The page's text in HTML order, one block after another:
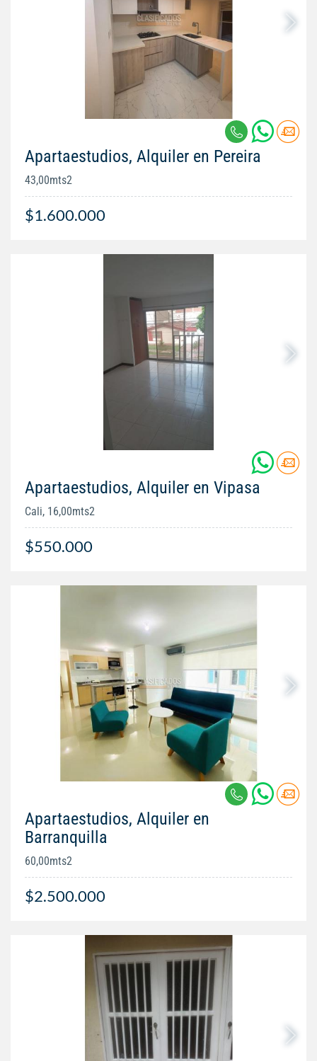
Apartaestudios, Alquiler en Pereira
43,00mts2
$1.600.000
Apartaestudios, Alquiler en Vipasa
Cali, 16,00mts2
$550.000
Apartaestudios, Alquiler en
Barranquilla
60,00mts2
$2.500.000